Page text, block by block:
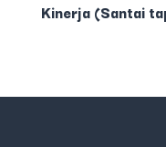
Kinerja (Santai